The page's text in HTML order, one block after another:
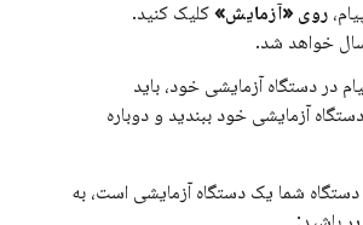
روی «آزمایش» کلیک کنید.
خواهد شد.
در دستگاه آزمایشی خود، باید
دستگاه آزمایشی خود ببندید و دوباره
دستگاه شما یک دستگاه آزمایشی است، به